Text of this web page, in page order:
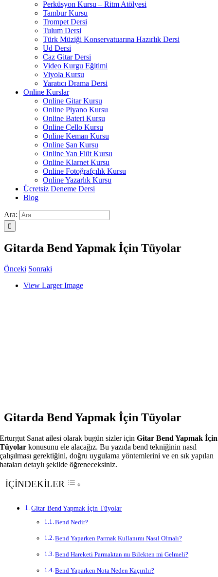
Perküsyon Kursu – Ritm Atölyesi
Tambur Kursu
Trompet Dersi
Tulum Dersi
Türk Müziği Konservatuarına Hazırlık Dersi
Ud Dersi
Caz Gitar Dersi
Video Kurgu Eğitimi
Viyola Kursu
Yaratıcı Drama Dersi
Online Kurslar
Online Gitar Kursu
Online Piyano Kursu
Online Bateri Kursu
Online Çello Kursu
Online Keman Kursu
Online Şan Kursu
Online Yan Flüt Kursu
Online Klarnet Kursu
Online Fotoğrafçılık Kursu
Online Yazarlık Kursu
Ücretsiz Deneme Dersi
Blog
Ara:
Gitarda Bend Yapmak İçin Tüyolar
Önceki Sonraki
View Larger Image
Gitarda Bend Yapmak İçin Tüyolar
Erturgut Sanat ailesi olarak bugün sizler içinGitar Bend Yapmak İçin
Tüyolar konusunu ele alacağız. Bu yazıda bend tekniğinin nasıl
çalışılması gerektiğini, doğru uygulama yöntemlerini ve en sık yapılan
hataları detaylı şekilde öğreneceksiniz.
İÇİNDEKİLER
Gitar Bend Yapmak İçin Tüyolar
Bend Nedir?
Bend Yaparken Parmak Kullanımı Nasıl Olmalı?
Bend Hareketi Parmaktan mı Bilekten mi Gelmeli?
Bend Yaparken Nota Neden Kaçırılır?